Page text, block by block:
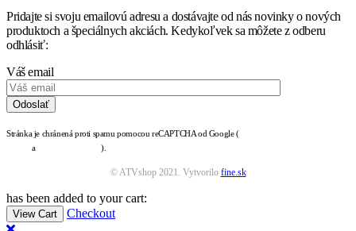
Pridajte si svoju emailovú adresu a dostávajte od nás novinky o nových
produktoch a špeciálnych akciách. Kedykoľvek sa môžete z odberu
odhlásiť:
Váš email
Stránka je chránená proti spamu pomocou reCAPTCHA od Google (zásady ochrany osobných
a podmienky služby).
© ATVshop 2021. Vytvorilo fine.sk
has been added to your cart:
View Cart Checkout